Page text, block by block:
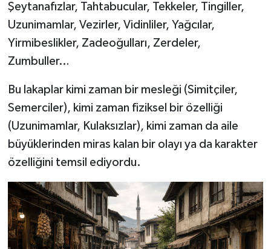
Şeytanafızlar, Tahtabucular, Tekkeler, Tingiller,
Uzunimamlar, Vezirler, Vidinliler, Yağcılar,
Yirmibeslikler, Zadeoğulları, Zerdeler,
Zumbuller…
Bu lakaplar kimi zaman bir mesleği (Simitçiler,
Semerciler), kimi zaman fiziksel bir özelliği
(Uzunimamlar, Kulaksızlar), kimi zaman da aile
büyüklerinden miras kalan bir olayı ya da karakter
özelliğini temsil ediyordu.